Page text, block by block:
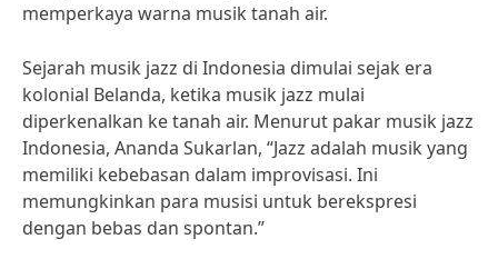
memperkaya warna musik tanah air.
Sejarah musik jazz di Indonesia dimulai sejak era
kolonial Belanda, ketika musik jazz mulai
diperkenalkan ke tanah air. Menurut pakar musik jazz
Indonesia, Ananda Sukarlan, “Jazz adalah musik yang
memiliki kebebasan dalam improvisasi. Ini
memungkinkan para musisi untuk berekspresi
dengan bebas dan spontan.”